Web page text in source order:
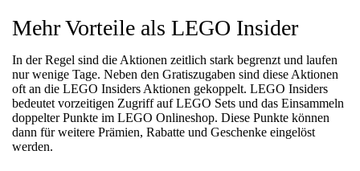
2024-
01-
LEGO
Baustein
Sets
Mehr Vorteile als LEGO Insider
In der Regel sind die Aktionen zeitlich stark begrenzt und laufen
nur wenige Tage. Neben den Gratiszugaben sind diese Aktionen
oft an die LEGO Insiders Aktionen gekoppelt. LEGO Insiders
bedeutet vorzeitigen Zugriff auf LEGO Sets und das Einsammeln
doppelter Punkte im LEGO Onlineshop. Diese Punkte können
dann für weitere Prämien, Rabatte und Geschenke eingelöst
werden.